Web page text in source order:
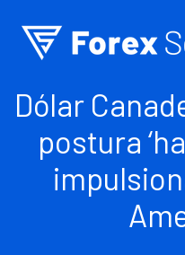
Dólar
postura